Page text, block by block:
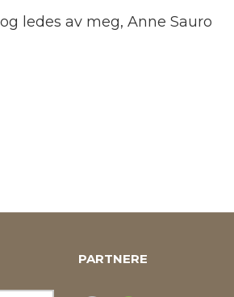
ledes av meg, Anne Sauro
PARTNERE